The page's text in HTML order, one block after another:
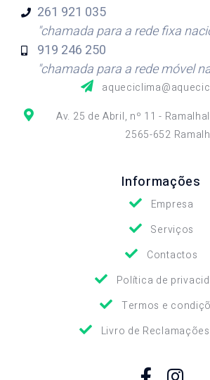
261 921 035
"chamada para a rede fixa
919 246 250
"chamada para a rede móvel
Av. 25 de Abril, nº 11 -
2565-652
Informações
Empresa
Serviços
Contactos
Política de
Termos e
Livro de